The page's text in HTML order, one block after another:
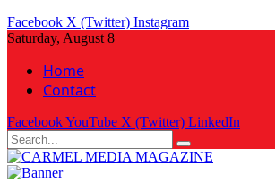
Facebook X (Twitter) Instagram
Saturday, August 8
Home
Contact
FacebookYouTube X (Twitter) LinkedIn